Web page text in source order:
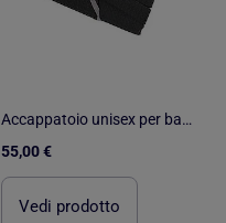
Accappatoio unisex per bambini in cotone a nido d'ape JADOU
55,00 €
Vedi prodotto